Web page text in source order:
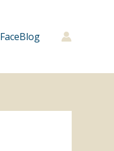
FaceBlog